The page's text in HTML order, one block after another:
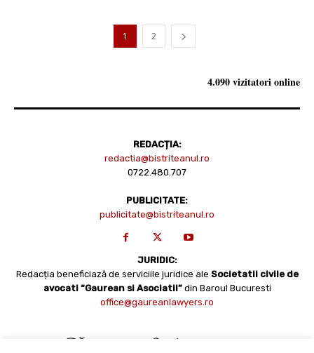
1 2
4.090 vizitatori online
REDACȚIA:
redactia@bistriteanul.ro
0722.480.707
PUBLICITATE:
publicitate@bistriteanul.ro
JURIDIC:
Redacția beneficiază de serviciile juridice ale Societatii civile de
avocati “Gaurean si Asociatii” din Baroul Bucuresti
office@gaureanlawyers.ro